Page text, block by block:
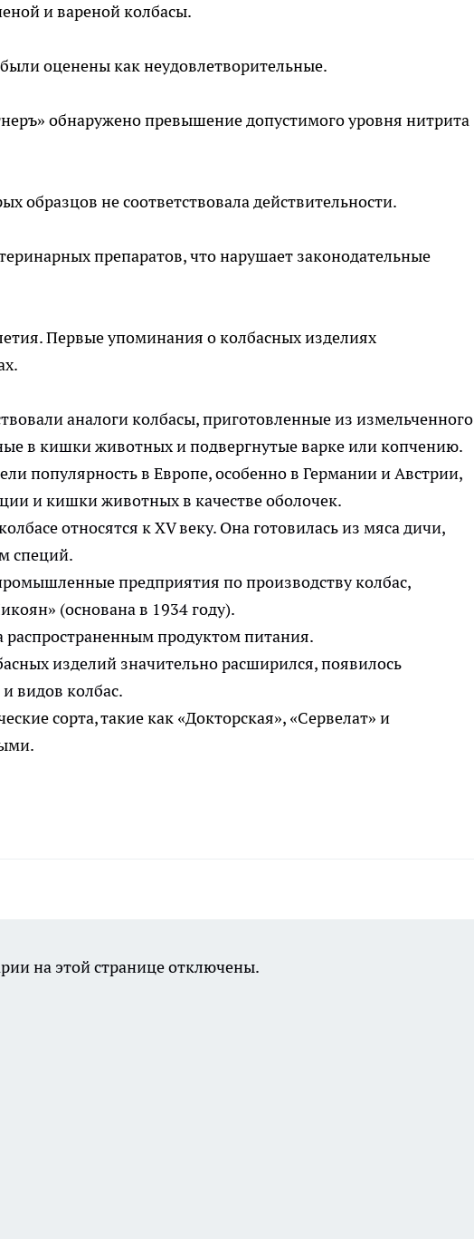
и вареной колбасы.
оценены как неудовлетворительные.
обнаружено превышение допустимого уровня нитрита
образцов не соответствовала действительности.
препаратов, что нарушает законодательные
Первые упоминания о колбасных изделиях
аналоги колбасы, приготовленные из измельченного
в кишки животных и подвергнутые варке или копчению.
популярность в Европе, особенно в Германии и Австрии,
и кишки животных в качестве оболочек.
относятся к XV веку. Она готовилась из мяса дичи,
специй.
предприятия по производству колбас,
(основана в 1934 году).
распространенным продуктом питания.
изделий значительно расширился, появилось
видов колбас.
сорта, такие как «Докторская», «Сервелат» и
на этой странице отключены.